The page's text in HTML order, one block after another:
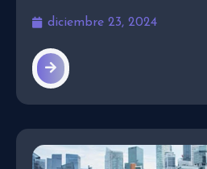
diciembre 23, 2024